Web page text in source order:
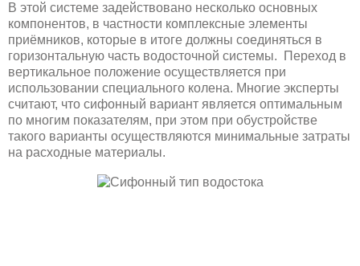
В этой системе задействовано несколько основных
компонентов, в частности комплексные элементы
приёмников, которые в итоге должны соединяться в
горизонтальную часть водосточной системы. Переход в
вертикальное положение осуществляется при
использовании специального колена. Многие эксперты
считают, что сифонный вариант является оптимальным
по многим показателям, при этом при обустройстве
такого варианты осуществляются минимальные затраты
на расходные материалы.